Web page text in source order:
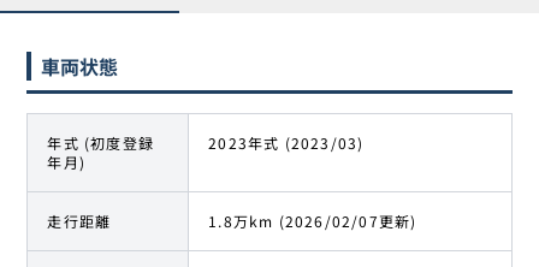
車両状態
年式 (初度登録
年月)
2023年式 (2023/03)
走行距離 1.8万km (2026/02/07更新)